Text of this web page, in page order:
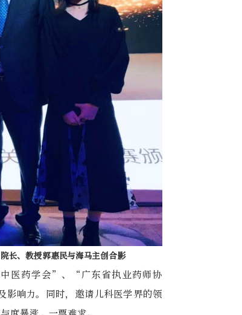
长、教授郭惠民与海马主创合影
医药学会”、“广东省执业药师协
响力。同时，邀请儿科医学界的领